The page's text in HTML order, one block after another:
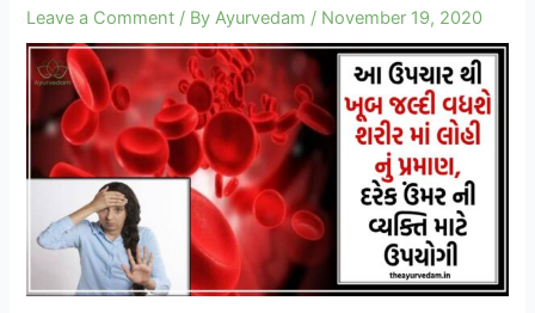
Leave a Comment / ByAyurvedam / November 19, 2020